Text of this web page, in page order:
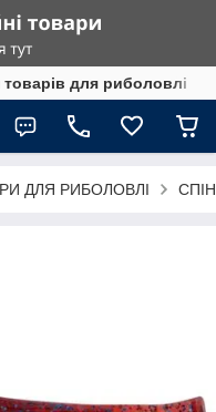
для риболовлі
ДЛЯ РИБОЛОВЛІ